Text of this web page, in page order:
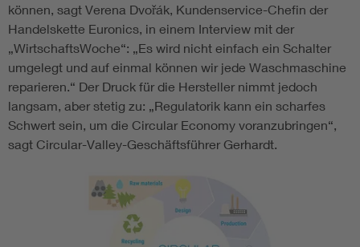
können, sagt Verena Dvořák, Kundenservice-Chefin der
Handelskette Euronics, in einem Interview mit der
„WirtschaftsWoche“: „Es wird nicht einfach ein Schalter
umgelegt und auf einmal können wir jede Waschmaschine
reparieren.“ Der Druck für die Hersteller nimmt jedoch
langsam, aber stetig zu: „Regulatorik kann ein scharfes
Schwert sein, um die Circular Economy voranzubringen“,
sagt Circular-Valley-Geschäftsführer Gerhardt.